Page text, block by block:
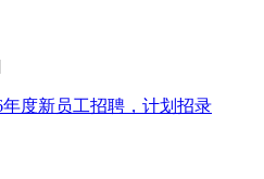
度新员工招聘，计划招录